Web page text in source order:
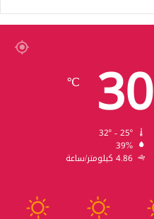
30
℃
39%
4.86 كيلومتر/ساعة